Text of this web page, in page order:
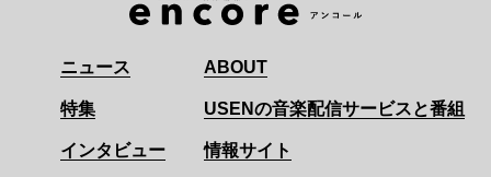
ニュース
特集
インタビュー
ABOUT
USENの音楽配信サービスと番組
情報サイト